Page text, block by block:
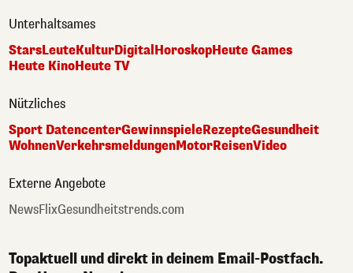
Unterhaltsames
StarsLeuteKulturDigitalHoroskopHeute Games
Heute KinoHeute TV
Nützliches
Sport DatencenterGewinnspieleRezepteGesundheit
WohnenVerkehrsmeldungenMotorReisenVideo
Externe Angebote
NewsFlixGesundheitstrends.com
Topaktuell und direkt in deinem Email-Postfach.